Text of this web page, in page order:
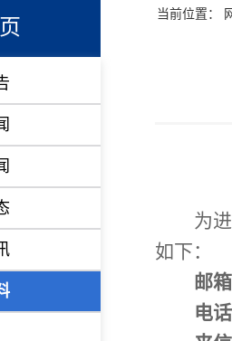
当前位置：
为
如下：
邮
电